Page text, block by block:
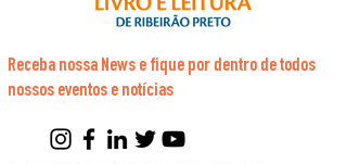
Receba nossa News e fique por dentro de todos
nossos eventos e notícias